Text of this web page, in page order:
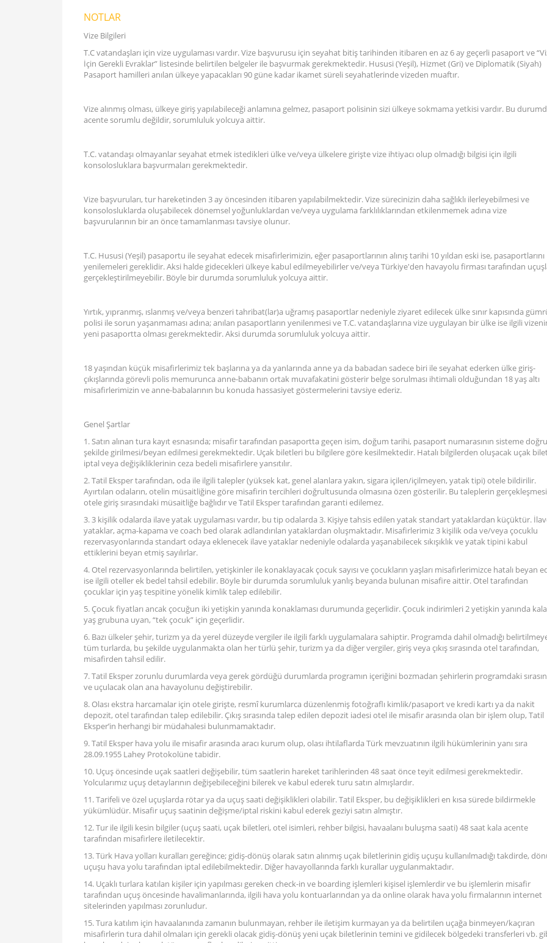
NOTLAR
Vize Bilgileri
T.C vatandaşları için vize uygulaması vardır. Vize başvurusu için seyahat bitiş tarihinden itibaren en az 6 ay geçerli pasaport ve
İçin Gerekli Evraklar” listesinde belirtilen belgeler ile başvurmak gerekmektedir. Hususi (Yeşil), Hizmet (Gri) ve Diplomatik (Siyah)
Pasaport hamilleri anılan ülkeye yapacakları 90 güne kadar ikamet süreli seyahatlerinde vizeden muaftır.
Vize alınmış olması, ülkeye giriş yapılabileceği anlamına gelmez, pasaport polisinin sizi ülkeye sokmama yetkisi vardır. Bu
acente sorumlu değildir, sorumluluk yolcuya aittir.
T.C. vatandaşı olmayanlar seyahat etmek istedikleri ülke ve/veya ülkelere girişte vize ihtiyacı olup olmadığı bilgisi için ilgili
konsolosluklara başvurmaları gerekmektedir.
Vize başvuruları, tur hareketinden 3 ay öncesinden itibaren yapılabilmektedir. Vize sürecinizin daha sağlıklı ilerleyebilmesi ve
konsolosluklarda oluşabilecek dönemsel yoğunluklardan ve/veya uygulama farklılıklarından etkilenmemek adına vize
başvurularının bir an önce tamamlanması tavsiye olunur.
T.C. Hususi (Yeşil) pasaportu ile seyahat edecek misafirlerimizin, eğer pasaportlarının alınış tarihi 10 yıldan eski ise, pasaportlarını
yenilemeleri gereklidir. Aksi halde gidecekleri ülkeye kabul edilmeyebilirler ve/veya Türkiye'den havayolu firması tarafından
gerçekleştirilmeyebilir. Böyle bir durumda sorumluluk yolcuya aittir.
Yırtık, yıpranmış, ıslanmış ve/veya benzeri tahribat(lar)a uğramış pasaportlar nedeniyle ziyaret edilecek ülke sınır kapısında
polisi ile sorun yaşanmaması adına; anılan pasaportların yenilenmesi ve T.C. vatandaşlarına vize uygulayan bir ülke ise ilgili
yeni pasaportta olması gerekmektedir. Aksi durumda sorumluluk yolcuya aittir.
18 yaşından küçük misafirlerimiz tek başlarına ya da yanlarında anne ya da babadan sadece biri ile seyahat ederken ülke giriş-
çıkışlarında görevli polis memurunca anne-babanın ortak muvafakatini gösterir belge sorulması ihtimali olduğundan 18 yaş altı
misafirlerimizin ve anne-babalarının bu konuda hassasiyet göstermelerini tavsiye ederiz.
Genel Şartlar
1. Satın alınan tura kayıt esnasında; misafir tarafından pasaportta geçen isim, doğum tarihi, pasaport numarasının sisteme doğru
şekilde girilmesi/beyan edilmesi gerekmektedir. Uçak biletleri bu bilgilere göre kesilmektedir. Hatalı bilgilerden oluşacak uçak
iptal veya değişikliklerinin ceza bedeli misafirlere yansıtılır.
2. Tatil Eksper tarafından, oda ile ilgili talepler (yüksek kat, genel alanlara yakın, sigara içilen/içilmeyen, yatak tipi) otele bildirilir.
Ayırtılan odaların, otelin müsaitliğine göre misafirin tercihleri doğrultusunda olmasına özen gösterilir. Bu taleplerin gerçekleşmesi
otele giriş sırasındaki müsaitliğe bağlıdır ve Tatil Eksper tarafından garanti edilemez.
3. 3 kişilik odalarda ilave yatak uygulaması vardır, bu tip odalarda 3. Kişiye tahsis edilen yatak standart yataklardan küçüktür.
yataklar, açma-kapama ve coach bed olarak adlandırılan yataklardan oluşmaktadır. Misafirlerimiz 3 kişilik oda ve/veya çocuklu
rezervasyonlarında standart odaya eklenecek ilave yataklar nedeniyle odalarda yaşanabilecek sıkışıklık ve yatak tipini kabul
ettiklerini beyan etmiş sayılırlar.
4. Otel rezervasyonlarında belirtilen, yetişkinler ile konaklayacak çocuk sayısı ve çocukların yaşları misafirlerimizce hatalı beyan
ise ilgili oteller ek bedel tahsil edebilir. Böyle bir durumda sorumluluk yanlış beyanda bulunan misafire aittir. Otel tarafından
çocuklar için yaş tespitine yönelik kimlik talep edilebilir.
5. Çocuk fiyatları ancak çocuğun iki yetişkin yanında konaklaması durumunda geçerlidir. Çocuk indirimleri 2 yetişkin yanında
yaş grubuna uyan, “tek çocuk” için geçerlidir.
6. Bazı ülkeler şehir, turizm ya da yerel düzeyde vergiler ile ilgili farklı uygulamalara sahiptir. Programda dahil olmadığı
tüm turlarda, bu şekilde uygulanmakta olan her türlü şehir, turizm ya da diğer vergiler, giriş veya çıkış sırasında otel tarafından,
misafirden tahsil edilir.
7. Tatil Eksper zorunlu durumlarda veya gerek gördüğü durumlarda programın içeriğini bozmadan şehirlerin programdaki
ve uçulacak olan ana havayolunu değiştirebilir.
8. Olası ekstra harcamalar için otele girişte, resmî kurumlarca düzenlenmiş fotoğraflı kimlik/pasaport ve kredi kartı ya da nakit
depozit, otel tarafından talep edilebilir. Çıkış sırasında talep edilen depozit iadesi otel ile misafir arasında olan bir işlem olup, Tatil
Eksper’in herhangi bir müdahalesi bulunmamaktadır.
9. Tatil Eksper hava yolu ile misafir arasında aracı kurum olup, olası ihtilaflarda Türk mevzuatının ilgili hükümlerinin yanı sıra
28.09.1955 Lahey Protokolüne tabidir.
10. Uçuş öncesinde uçak saatleri değişebilir, tüm saatlerin hareket tarihlerinden 48 saat önce teyit edilmesi gerekmektedir.
Yolcularımız uçuş detaylarının değişebileceğini bilerek ve kabul ederek turu satın almışlardır.
11. Tarifeli ve özel uçuşlarda rötar ya da uçuş saati değişiklikleri olabilir. Tatil Eksper, bu değişiklikleri en kısa sürede bildirmekle
yükümlüdür. Misafir uçuş saatinin değişme/iptal riskini kabul ederek geziyi satın almıştır.
12. Tur ile ilgili kesin bilgiler (uçuş saati, uçak biletleri, otel isimleri, rehber bilgisi, havaalanı buluşma saati) 48 saat kala acente
tarafından misafirlere iletilecektir.
13. Türk Hava yolları kuralları gereğince; gidiş-dönüş olarak satın alınmış uçak biletlerinin gidiş uçuşu kullanılmadığı takdirde,
uçuşu hava yolu tarafından iptal edilebilmektedir. Diğer havayollarında farklı kurallar uygulanmaktadır.
14. Uçaklı turlara katılan kişiler için yapılması gereken check-in ve boarding işlemleri kişisel işlemlerdir ve bu işlemlerin misafir
tarafından uçuş öncesinde havalimanlarında, ilgili hava yolu kontuarlarından ya da online olarak hava yolu firmalarının internet
sitelerinden yapılması zorunludur.
15. Tura katılım için havaalanında zamanın bulunmayan, rehber ile iletişim kurmayan ya da belirtilen uçağa binmeyen/kaçıran
misafirlerin tura dahil olmaları için gerekli olacak gidiş-dönüş yeni uçak biletlerinin temini ve gidilecek bölgedeki transferleri vb.